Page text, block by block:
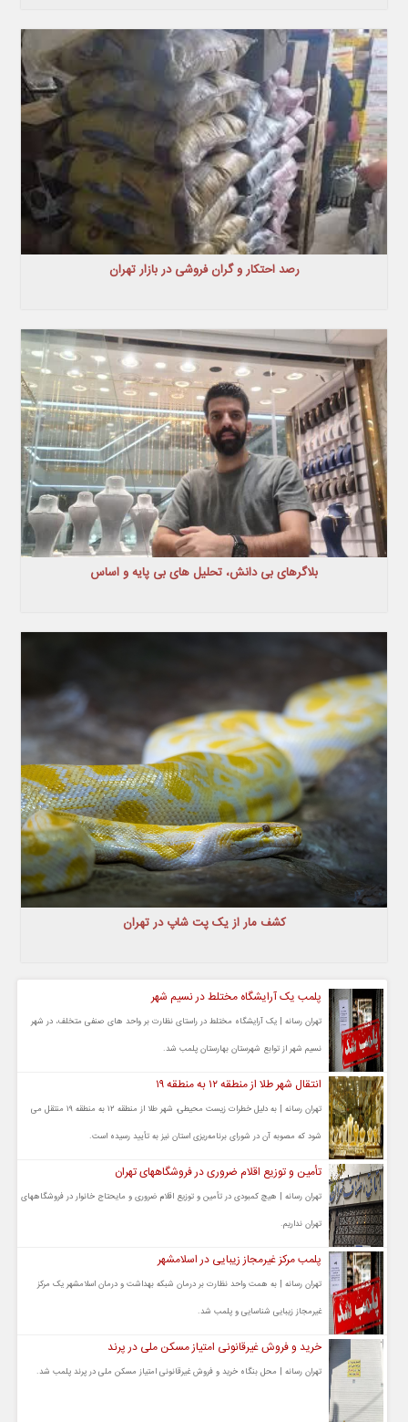
رصد احتکار و گران فروشی در بازار تهران
بلاگرهای بی دانش، تحلیل های بی پایه و اساس
کشف مار از یک پت شاپ در تهران
پلمب یک آرایشگاه مختلط در نسیم شهر
تهران رسانه | یک آرایشگاه مختلط در راستای نظارت بر واحد های صنفی متخلف، در شهر
نسیم شهر از توابع شهرستان بهارستان پلمب شد.
انتقال شهر طلا از منطقه ۱۲ به منطقه ۱۹
تهران رسانه | به دلیل خطرات زیست محیطی، شهر طلا از منطقه ۱۲ به منطقه ۱۹ منتقل می
شود که مصوبه آن در شورای برنامه‌ریزی استان نیز به تأیید رسیده است.
تأمین و توزیع اقلام ضروری در فروشگاههای تهران
تهران رسانه | هیچ کمبودی در تأمین و توزیع اقلام ضروری و مایحتاج خانوار در فروشگاههای
تهران نداریم.
پلمب مرکز غیرمجاز زیبایی در اسلامشهر
تهران رسانه | به همت واحد نظارت بر درمان شبکه بهداشت و درمان اسلامشهر یک مرکز
غیرمجاز زیبایی شناسایی و پلمب شد.
خرید و فروش غیرقانونی امتیاز مسکن ملی در پرند
تهران رسانه | محل بنگاه خرید و فروش غیرقانونی امتیاز مسکن ملی در پرند پلمب شد.